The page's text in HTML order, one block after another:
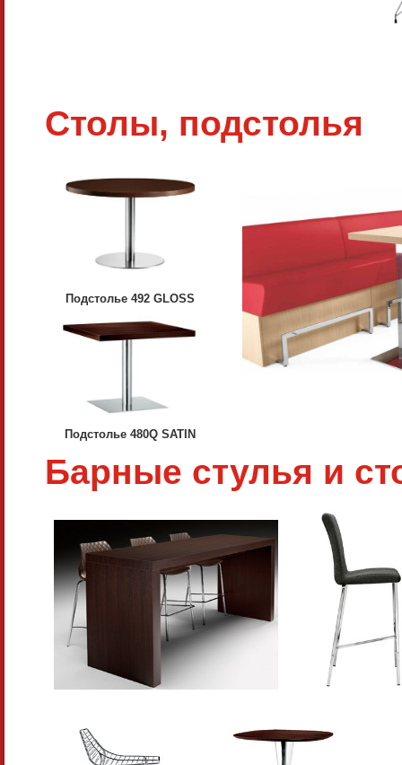
Столы, подстолья
Подстолье 492 GLOSS
Подстолье 480Q SATIN
Барные стулья и